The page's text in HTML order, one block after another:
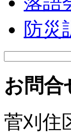
防災
お問合
菅刈住